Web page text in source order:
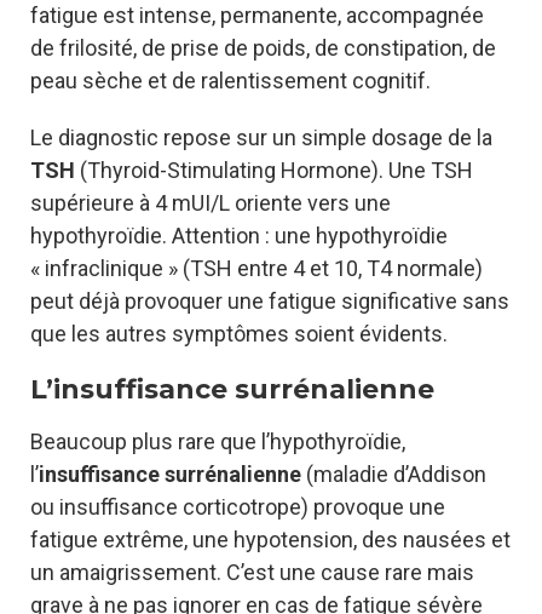
fatigue est intense, permanente, accompagnée
de frilosité, de prise de poids, de constipation, de
peau sèche et de ralentissement cognitif.
Le diagnostic repose sur un simple dosage de la
TSH (Thyroid-Stimulating Hormone). Une TSH
supérieure à 4 mUI/L oriente vers une
hypothyroïdie. Attention : une hypothyroïdie
« infraclinique » (TSH entre 4 et 10, T4 normale)
peut déjà provoquer une fatigue significative sans
que les autres symptômes soient évidents.
L’insuffisance surrénalienne
Beaucoup plus rare que l’hypothyroïdie,
l’insuffisance surrénalienne (maladie d’Addison
ou insuffisance corticotrope) provoque une
fatigue extrême, une hypotension, des nausées et
un amaigrissement. C’est une cause rare mais
grave à ne pas ignorer en cas de fatigue sévère